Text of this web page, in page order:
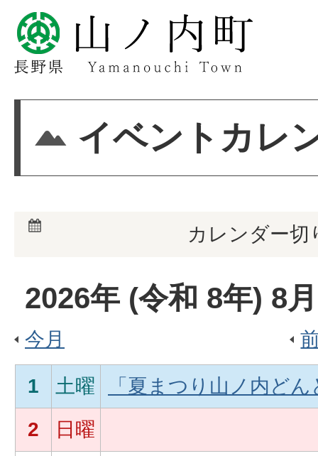
イベントカレ
カレンダー切
2026年 (令和 8年) 8
今月
1 土曜
「夏まつり山ノ内ど
2
日曜